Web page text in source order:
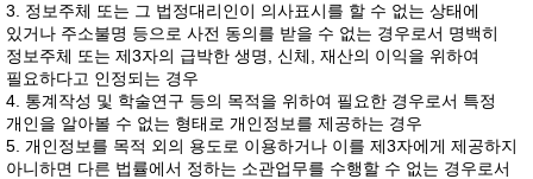
3. 정보주체 또는 그 법정대리인이 의사표시를 할 수 없는 상태에
있거나 주소불명 등으로 사전 동의를 받을 수 없는 경우로서 명백히
정보주체 또는 제3자의 급박한 생명, 신체, 재산의 이익을 위하여
필요하다고 인정되는 경우
4. 통계작성 및 학술연구 등의 목적을 위하여 필요한 경우로서 특정
개인을 알아볼 수 없는 형태로 개인정보를 제공하는 경우
5. 개인정보를 목적 외의 용도로 이용하거나 이를 제3자에게 제공하지
아니하면 다른 법률에서 정하는 소관업무를 수행할 수 없는 경우로서